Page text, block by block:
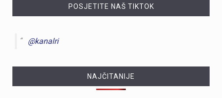
POSJETITE NAŠ TIKTOK
@kanalri
NAJČITANIJE